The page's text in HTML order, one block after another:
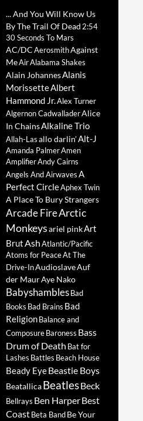
... And You Will Know Us
By The Trail Of Dead 2:54
30 Seconds To Mars
AC/DCAerosmithAgainst
MeAirAlabama Shakes
Alain JohannesAlanis
MorissetteAlbert
Hammond Jr.Alex Turner
Algernon CadwalladerAlice
In ChainsAlkaline Trio
Allah-Lasallo darlin'Alt-J
Amanda PalmerAmen
AmplifierAndy Cairns
Angels And AirwavesA
Perfect CircleAphex Twin
A Place To Bury Strangers
Arcade FireArctic
Monkeysariel pinkArt
BrutAshAtlantic/Pacific
Atoms for PeaceAt The
Drive-InAudioslaveAuf
der MaurAye Nako
BabyshamblesBad
Books Bad Brains Bad
ReligionBalance and
ComposureBaroness Bass
Drum of Death Bat for
Lashes Battles Beach House
Beady EyeBeastie Boys
BeatallicaBeatlesBeck
Bellrays Ben HarperBest
CoastBeta BandBe Your